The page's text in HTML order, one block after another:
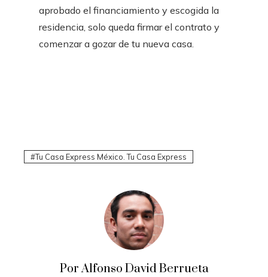
aprobado el financiamiento y escogida la
residencia, solo queda firmar el contrato y
comenzar a gozar de tu nueva casa.
Tu Casa Express México. Tu Casa Express
Por Alfonso David Berrueta